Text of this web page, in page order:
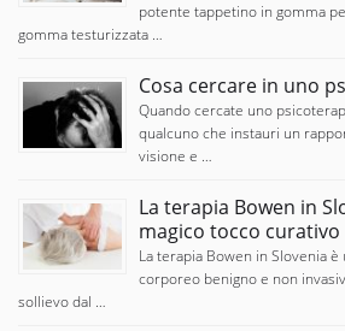
potente tappetino in gomma
gomma testurizzata …
Cosa cercare in uno
Quando cercate uno
qualcuno che instauri un
visione e …
La terapia Bowen in
magico tocco curativo
La terapia Bowen in Slovenia
corporeo benigno e non
sollievo dal …